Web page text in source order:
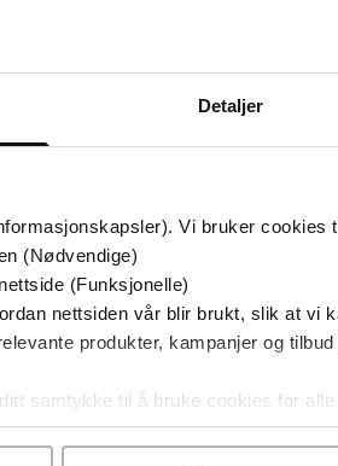
Detaljer
Vi bruker cookies
(Nødvendige)
(Funksjonelle)
nettsiden vår blir brukt, slik at vi
produkter, kampanjer og
samtykke til å bruke cookies for
klikke på «Tilpass». Du kan når
79,-
Stian Hjelvin